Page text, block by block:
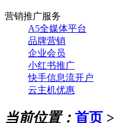
营销推广服务
A5全媒体平台
品牌营销
企业会员
小红书推广
快手信息流开户
云主机优惠
当前位置： 首页 >